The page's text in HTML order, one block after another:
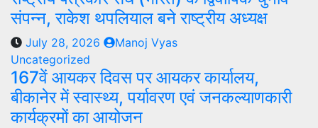
संपन्न, राकेश थपलियाल बने राष्ट्रीय अध्यक्ष
July 28, 2026
Manoj Vyas
Uncategorized
167वें आयकर दिवस पर आयकर कार्यालय,
बीकानेर में स्वास्थ्य, पर्यावरण एवं जनकल्याणकारी
कार्यक्रमों का आयोजन